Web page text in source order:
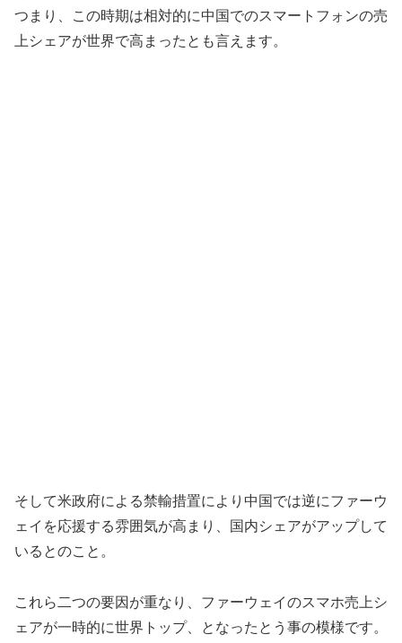
つまり、この時期は相対的に中国でのスマートフォンの売
上シェアが世界で高まったとも言えます。
そして米政府による禁輸措置により中国では逆にファーウ
ェイを応援する雰囲気が高まり、国内シェアがアップして
いるとのこと。
これら二つの要因が重なり、ファーウェイのスマホ売上シ
ェアが一時的に世界トップ、となったとう事の模様です。